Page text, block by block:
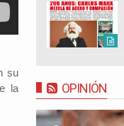
su
la
OPINIÓN